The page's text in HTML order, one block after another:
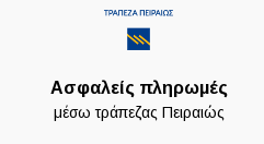
Ασφαλείς πληρωμές
μέσω τράπεζας Πειραιώς